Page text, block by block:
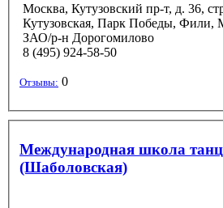
Москва, Кутузовский пр-т, д. 36,
Кутузовская, Парк Победы, Фили,
ЗАО/р-н Дорогомилово
8 (495) 924-58-50
Отзывы: 0
Международная школа
(Шаболовская)